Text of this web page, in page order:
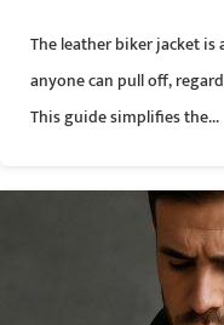
The leather biker jacket
anyone can pull off,
This guide simplifies the...